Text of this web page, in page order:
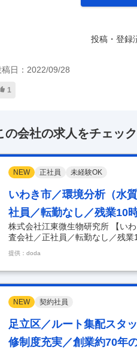
投稿・登録
日： 2022/09/28
1
の会社の求人をチェック
NEW 正社員 未経験OK
いわき市／環境分析（水
社員／転勤なし／残業10
株式会社江東微生物研究所 【い
査会社／正社員／転勤なし／残業
◆理系歓迎！創業67年の総合検
事内容】 【資格不問／マイカー
からスキルを習得可能／異動な
受付・振り…
提供：doda
NEW 契約社員
足立区／ルート集配スタ
修制度充実／創業約70年